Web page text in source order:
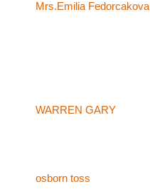
Mrs.Emilia Fedorcakova
WARREN GARY
osborn toss